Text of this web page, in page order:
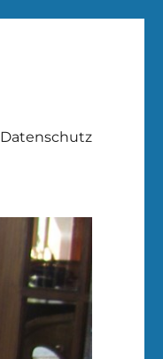
Datenschutz